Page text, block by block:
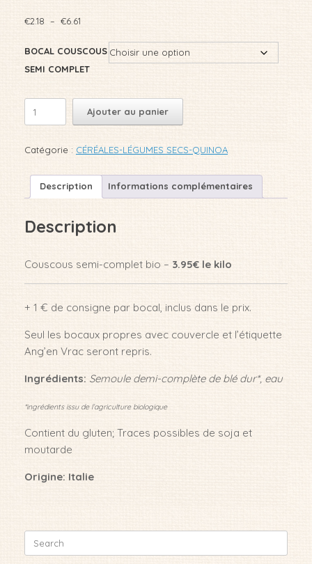
€2.18 – €6.61
prix :
à
BOCAL COUSCOUS
SEMI COMPLET
COMPLET
Ajouter au panier
Catégorie : CÉRÉALES-LÉGUMES SECS-QUINOA
Description Informations complémentaires
Description
Couscous semi-complet bio – 3.95€ le kilo
+ 1 € de consigne par bocal, inclus dans le prix.
Seul les bocaux propres avec couvercle et l’étiquette
Ang’en Vrac seront repris.
Ingrédients: Semoule demi-complète de blé dur*, eau
*ingrédients issu de l’agriculture biologique
Contient du gluten; Traces possibles de soja et
moutarde
Origine: Italie
for: